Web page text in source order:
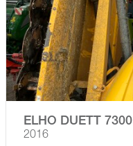
ELHO DUETT 7300
2016